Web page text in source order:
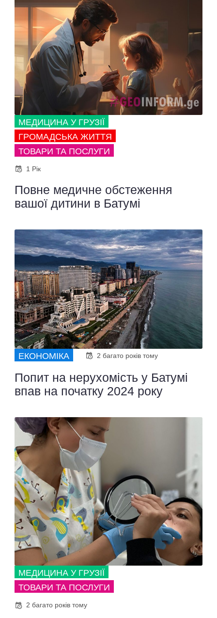
МЕДИЦИНА У ГРУЗІЇ
ГРОМАДСЬКА ЖИТТЯ
ТОВАРИ ТА ПОСЛУГИ
1 Рік
Повне медичне обстеження
вашої дитини в Батумі
ЕКОНОМІКА 2 багато років тому
Попит на нерухомість у Батумі
впав на початку 2024 року
МЕДИЦИНА У ГРУЗІЇ
ТОВАРИ ТА ПОСЛУГИ
2 багато років тому